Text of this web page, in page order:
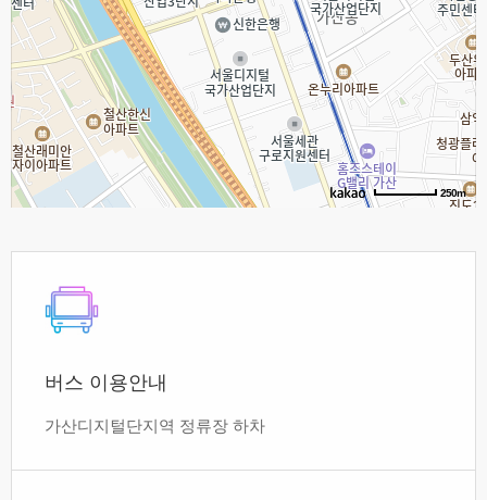
250m
버스 이용안내
가산디지털단지역 정류장 하차